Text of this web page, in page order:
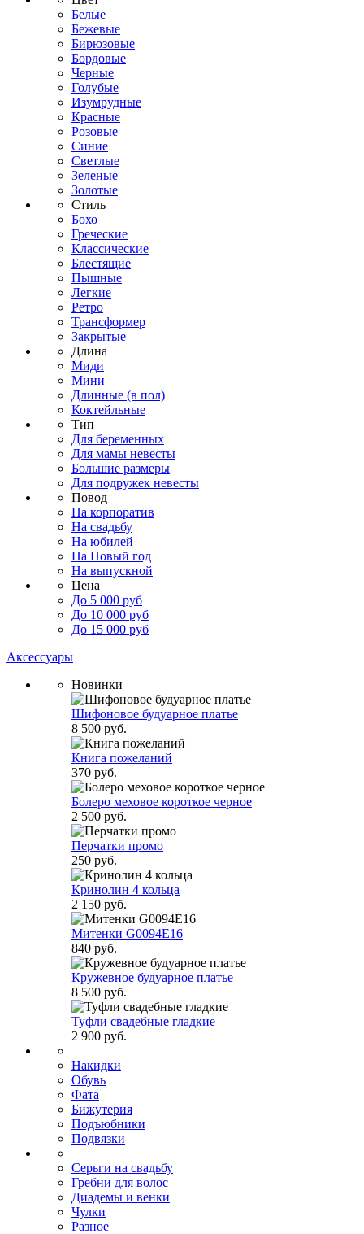
Белые
Бежевые
Бирюзовые
Бордовые
Черные
Голубые
Изумрудные
Красные
Розовые
Синие
Светлые
Зеленые
Золотые
Стиль
Бохо
Греческие
Классические
Блестящие
Пышные
Легкие
Ретро
Трансформер
Закрытые
Длина
Миди
Мини
Длинные (в пол)
Коктейльные
Тип
Для беременных
Для мамы невесты
Большие размеры
Для подружек невесты
Повод
На корпоратив
На свадьбу
На юбилей
На Новый год
На выпускной
Цена
До 5 000 руб
До 10 000 руб
До 15 000 руб
Аксессуары
Новинки
Шифоновое будуарное платье
8 500 руб.
Книга пожеланий
370 руб.
Болеро меховое короткое черное
2 500 руб.
Перчатки промо
250 руб.
Кринолин 4 кольца
2 150 руб.
Митенки G0094E16
840 руб.
Кружевное будуарное платье
8 500 руб.
Туфли свадебные гладкие
2 900 руб.
Накидки
Обувь
Фата
Бижутерия
Подъюбники
Подвязки
Серьги на свадьбу
Гребни для волос
Диадемы и венки
Чулки
Разное